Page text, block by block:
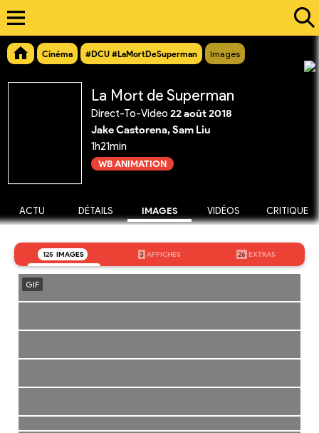
Cinéma #DCU #LaMortDeSuperman Images
La Mort de Superman
Direct-To-Video 22 août 2018
Jake Castorena, Sam Liu
1h21min
WB ANIMATION
ACTU DÉTAILS IMAGES VIDÉOS CRITIQUE
125 IMAGES 3 AFFICHES 26 EXTRAS